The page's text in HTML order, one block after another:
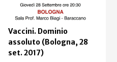
Vaccini. Dominio
assoluto (Bologna, 28
set. 2017)